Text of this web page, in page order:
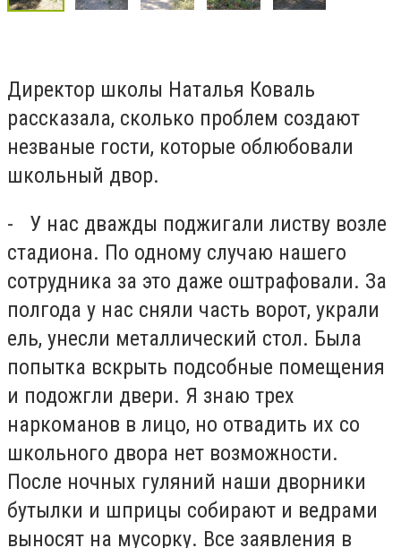
Директор школы Наталья Коваль
рассказала, сколько проблем создают
незваные гости, которые облюбовали
школьный двор.
- У нас дважды поджигали листву возле
стадиона. По одному случаю нашего
сотрудника за это даже оштрафовали. За
полгода у нас сняли часть ворот, украли
ель, унесли металлический стол. Была
попытка вскрыть подсобные помещения
и подожгли двери. Я знаю трех
наркоманов в лицо, но отвадить их со
школьного двора нет возможности.
После ночных гуляний наши дворники
бутылки и шприцы собирают и ведрами
выносят на мусорку. Все заявления в